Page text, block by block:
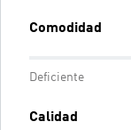
Comodidad
Deficiente
Calidad